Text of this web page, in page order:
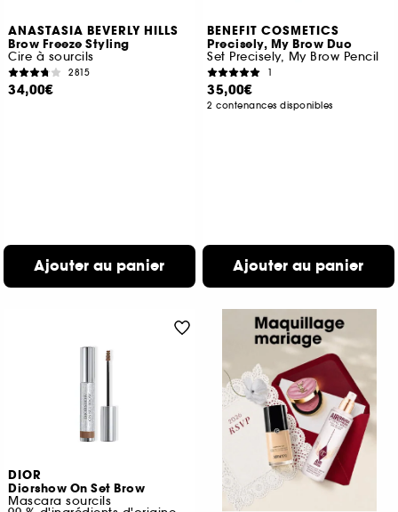
ANASTASIA BEVERLY HILLS
Brow Freeze Styling
Cire à sourcils
2815
34,00€
Ajouter au panier
BENEFIT COSMETICS
Precisely, My Brow Duo
Set Precisely, My Brow Pencil
1
35,00€
2 contenances disponibles
Ajouter au panier
DIOR
Diorshow On Set Brow
Mascara sourcils